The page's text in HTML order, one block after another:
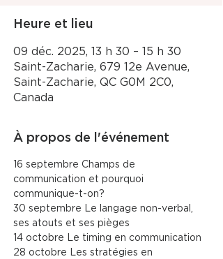
Heure et lieu
09 déc. 2025, 13 h 30 – 15 h 30
Saint-Zacharie, 679 12e Avenue,
Saint-Zacharie, QC G0M 2C0,
Canada
À propos de l'événement
16 septembre Champs de
communication et pourquoi
communique-t-on?
30 septembre Le langage non-verbal,
ses atouts et ses pièges
14 octobre Le timing en communication
28 octobre Les stratégies en